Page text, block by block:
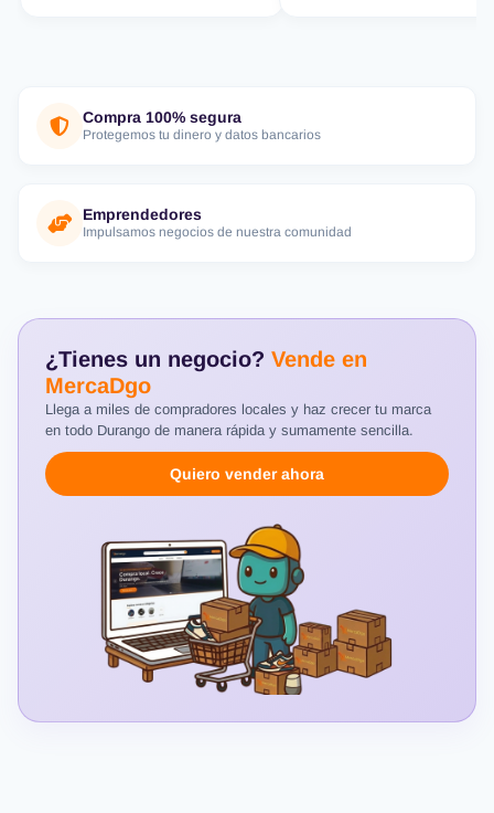
Compra 100% segura
Protegemos tu dinero y datos bancarios
Emprendedores
Impulsamos negocios de nuestra comunidad
¿Tienes un negocio? Vende en
MercaDgo
Llega a miles de compradores locales y haz crecer tu marca
en todo Durango de manera rápida y sumamente sencilla.
Quiero vender ahora